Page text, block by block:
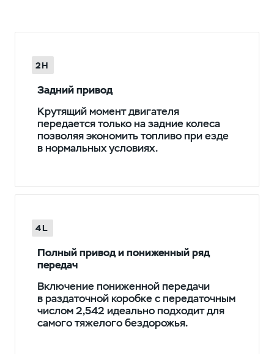
Задний привод
Крутящий момент двигателя
передается только на задние колеса
позволяя экономить топливо при езде
в нормальных условиях.
2H
Полный привод и пониженный ряд
передач
Включение пониженной передачи
в раздаточной коробке с передаточным
числом 2,542 идеально подходит для
самого тяжелого бездорожья.
4L